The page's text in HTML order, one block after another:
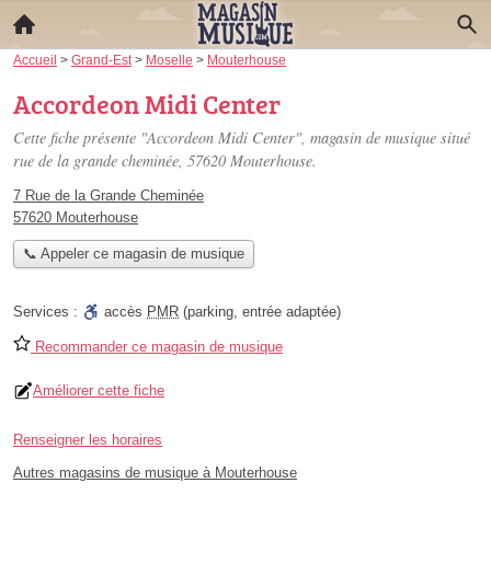
Accueil > Grand-Est > Moselle > Mouterhouse
Accordeon Midi Center
Cette fiche présente "Accordeon Midi Center", magasin de musique situé
rue de la grande cheminée, 57620 Mouterhouse.
7 Rue de la Grande Cheminée
57620 Mouterhouse
📞 Appeler ce magasin de musique
Services : accès PMR (parking, entrée adaptée)
Recommander ce magasin de musique
Améliorer cette fiche
Renseigner les horaires
Autres magasins de musique à Mouterhouse